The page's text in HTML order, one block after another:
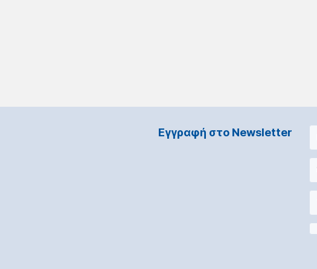
Εγγραφή στο Νewsletter